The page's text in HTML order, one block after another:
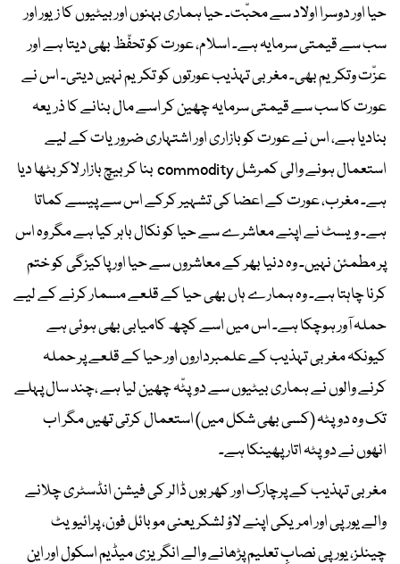
حیا اور دوسرا اولاد سے محبّت۔ حیا ہماری بہنوں اور بیٹیوں کا زیور اور
سب سے قیمتی سرمایہ ہے۔ اسلام، عورت کو تحفّظ بھی دیتا ہے اور
عزّت وتکریم بھی۔ مغربی تہذیب عورتوں کو تکریم نہیں دیتی۔ اس نے
عورت کا سب سے قیمتی سرمایہ چھین کر اسے مال بنانے کا ذریعہ
بنادیا ہے، اس نے عورت کو بازاری اور اشتہاری ضروریات کے لیے
استعمال ہونے والی کمرشل commodity بنا کر بیچ بازار لاکر بٹھا دیا
ہے۔ مغرب، عورت کے اعضا کی تشہیر کرکے اس سے پیسے کماتا
ہے۔ ویسٹ نے اپنے معاشرے سے حیا کو نکال باہر کیا ہے مگر وہ اس
پر مطمئن نہیں۔ وہ دنیا بھر کے معاشروں سے حیا اور پاکیزگی کو ختم
کرنا چاہتا ہے۔ وہ ہمارے ہاں بھی حیا کے قلعے مسمار کرنے کے لیے
حملہ آور ہوچکا ہے۔ اس میں اسے کچھ کامیابی بھی ہوئی ہے
کیونکہ مغربی تہذیب کے علمبرداروں اور حیا کے قلعے پر حملہ
کرنے والوں نے ہماری بیٹیوں سے دوپٹّہ چھین لیا ہے ،چند سال پہلے
تک وہ دوپٹہ (کسی بھی شکل میں) استعمال کرتی تھیں مگر اب
انھوں نے دوپٹہ اتار پھینکا ہے۔
مغربی تہذیب کے پرچارک اور کھربوں ڈالر کی فیشن انڈسٹری چلانے
والے یورپی اور امریکی اپنے لاؤ لشکر یعنی موبائل فون، پرائیویٹ
چینلز، یورپی نصابِ تعلیم پڑھانے والے انگریزی میڈیم اسکول اور این